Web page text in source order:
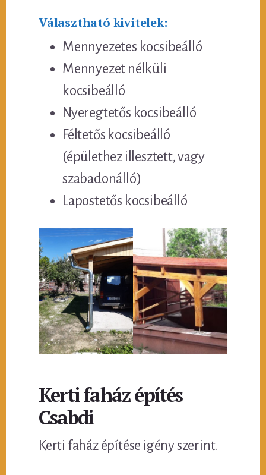
Választható kivitelek:
Mennyezetes kocsibeálló
Mennyezet nélküli
kocsibeálló
Nyeregtetős kocsibeálló
Féltetős kocsibeálló
(épülethez illesztett, vagy
szabadonálló)
Lapostetős kocsibeálló
Kerti faház építés
Csabdi
Kerti faház építése igény szerint.